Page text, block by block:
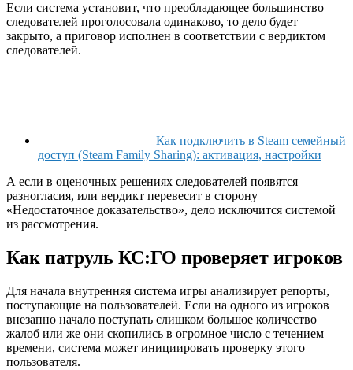
Если система установит, что преобладающее большинство
следователей проголосовала одинаково, то дело будет
закрыто, а приговор исполнен в соответствии с вердиктом
следователей.
Как подключить в Steam семейный
доступ (Steam Family Sharing): активация, настройки
А если в оценочных решениях следователей появятся
разногласия, или вердикт перевесит в сторону
«Недостаточное доказательство», дело исключится системой
из рассмотрения.
Как патруль КС:ГО проверяет игроков
Для начала внутренняя система игры анализирует репорты,
поступающие на пользователей. Если на одного из игроков
внезапно начало поступать слишком большое количество
жалоб или же они скопились в огромное число с течением
времени, система может инициировать проверку этого
пользователя.